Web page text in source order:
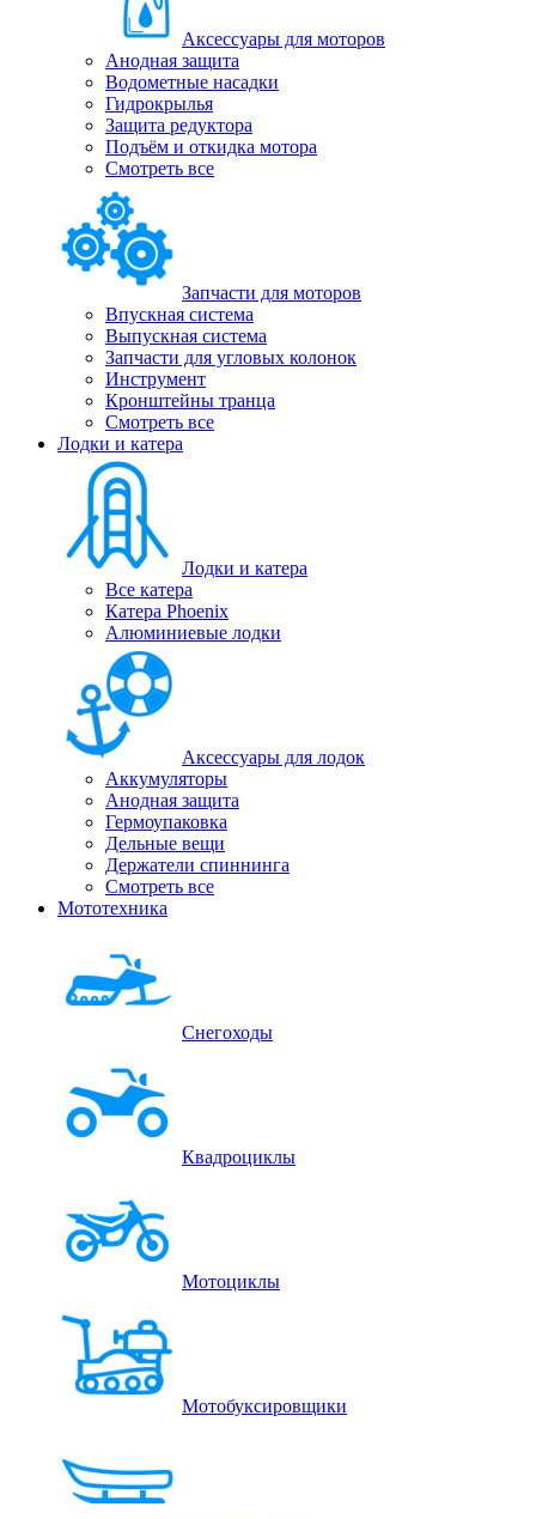
Аксессуары для моторов
Анодная защита
Водометные насадки
Гидрокрылья
Защита редуктора
Подъём и откидка мотора
Смотреть все
Запчасти для моторов
Впускная система
Выпускная система
Запчасти для угловых колонок
Инструмент
Кронштейны транца
Смотреть все
Лодки и катера
Лодки и катера
Все катера
Катера Phoenix
Алюминиевые лодки
Аксессуары для лодок
Аккумуляторы
Анодная защита
Гермоупаковка
Дельные вещи
Держатели спиннинга
Смотреть все
Мототехника
Снегоходы
Квадроциклы
Мотоциклы
Мотобуксировщики